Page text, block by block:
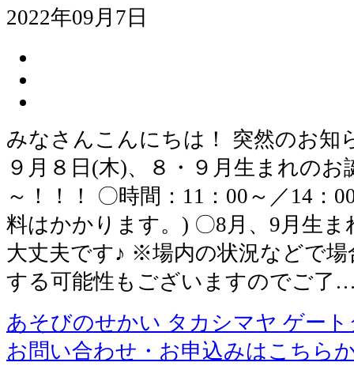
2022年09月7日
みなさんこんにちは！ 突然のお知
９月８日(木)、８・９月生まれの
～！！！ 〇時間：11：00～／14：
料はかかります。) 〇8月、9月生
大丈夫です♪ ※場内の状況などで
する可能性もございますのでご了
あそびのせかい タカシマヤ ゲー
お問い合わせ・お申込みはこちら